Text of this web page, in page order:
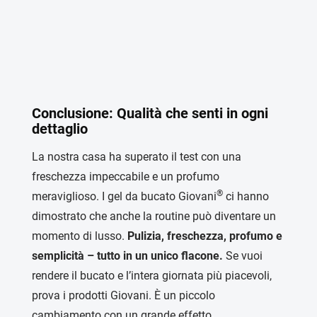
Conclusione: Qualità che senti in ogni
dettaglio
La nostra casa ha superato il test con una
freschezza impeccabile e un profumo
meraviglioso. I gel da bucato Giovani® ci hanno
dimostrato che anche la routine può diventare un
momento di lusso. Pulizia, freschezza, profumo e
semplicità – tutto in un unico flacone. Se vuoi
rendere il bucato e l’intera giornata più piacevoli,
prova i prodotti Giovani. È un piccolo